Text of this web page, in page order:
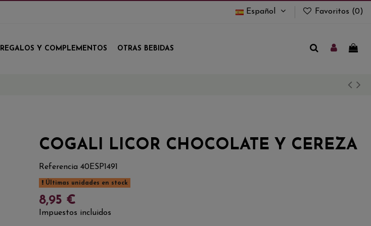
Español Favoritos (0)
REGALOS Y COMPLEMENTOS OTRAS BEBIDAS
COGALI LICOR CHOCOLATE Y CEREZA
Referencia 40ESP1491
Últimas unidades en stock
8,95 €
Impuestos incluidos